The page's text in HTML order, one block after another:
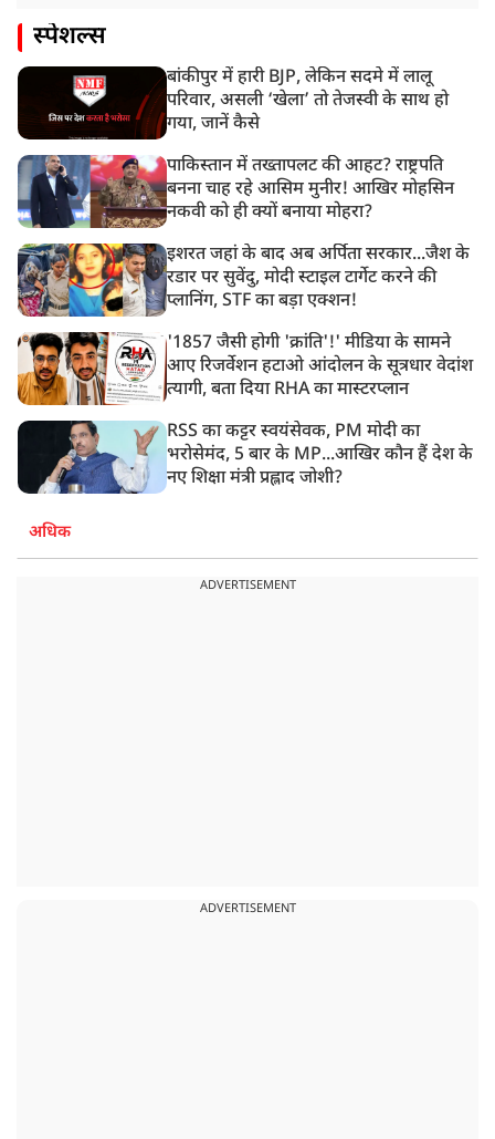
स्पेशल्स
बांकीपुर में हारी BJP, लेकिन सदमे में लालू
परिवार, असली ‘खेला’ तो तेजस्वी के साथ हो
गया, जानें कैसे
पाकिस्तान में तख्तापलट की आहट? राष्ट्रपति
बनना चाह रहे आसिम मुनीर! आखिर मोहसिन
नकवी को ही क्यों बनाया मोहरा?
इशरत जहां के बाद अब अर्पिता सरकार...जैश के
रडार पर सुवेंदु, मोदी स्टाइल टार्गेट करने की
प्लानिंग, STF का बड़ा एक्शन!
'1857 जैसी होगी 'क्रांति'!' मीडिया के सामने
आए रिजर्वेशन हटाओ आंदोलन के सूत्रधार वेदांश
त्यागी, बता दिया RHA का मास्टरप्लान
RSS का कट्टर स्वयंसेवक, PM मोदी का
भरोसेमंद, 5 बार के MP...आखिर कौन हैं देश के
नए शिक्षा मंत्री प्रह्लाद जोशी?
अधिक
ADVERTISEMENT
ADVERTISEMENT